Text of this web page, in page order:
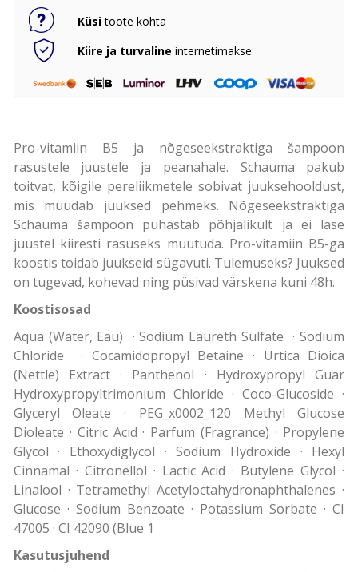
Küsitoote kohta
Kiire ja turvaline internetimakse
Pro-vitamiin B5 ja nõgeseekstraktiga šampoon
rasustele juustele ja peanahale. Schauma pakub
toitvat, kõigile pereliikmetele sobivat juuksehooldust,
mis muudab juuksed pehmeks. Nõgeseekstraktiga
Schauma šampoon puhastab põhjalikult ja ei lase
juustel kiiresti rasuseks muutuda. Pro-vitamiin B5-ga
koostis toidab juukseid sügavuti. Tulemuseks? Juuksed
on tugevad, kohevad ning püsivad värskena kuni 48h.
Koostisosad
Aqua (Water, Eau) · Sodium Laureth Sulfate · Sodium
Chloride · Cocamidopropyl Betaine · Urtica Dioica
(Nettle) Extract · Panthenol · Hydroxypropyl Guar
Hydroxypropyltrimonium Chloride · Coco-Glucoside ·
Glyceryl Oleate · PEG_x0002_120 Methyl Glucose
Dioleate · Citric Acid · Parfum (Fragrance) · Propylene
Glycol · Ethoxydiglycol · Sodium Hydroxide · Hexyl
Cinnamal · Citronellol · Lactic Acid · Butylene Glycol ·
Linalool · Tetramethyl Acetyloctahydronaphthalenes ·
Glucose · Sodium Benzoate · Potassium Sorbate · CI
47005 · CI 42090 (Blue 1
Kasutusjuhend